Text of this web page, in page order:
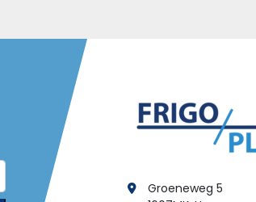
Groeneweg 5